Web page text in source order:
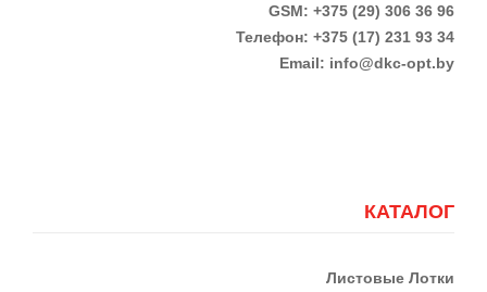
GSM: +375 (29) 306 36 96
Телефон: +375 (17) 231 93 34
Email: info@dkc-opt.by
КАТАЛОГ
Листовые Лотки